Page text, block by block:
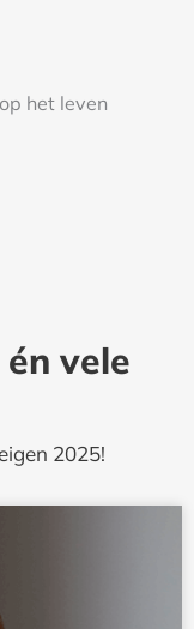
het leven
vele
2025!